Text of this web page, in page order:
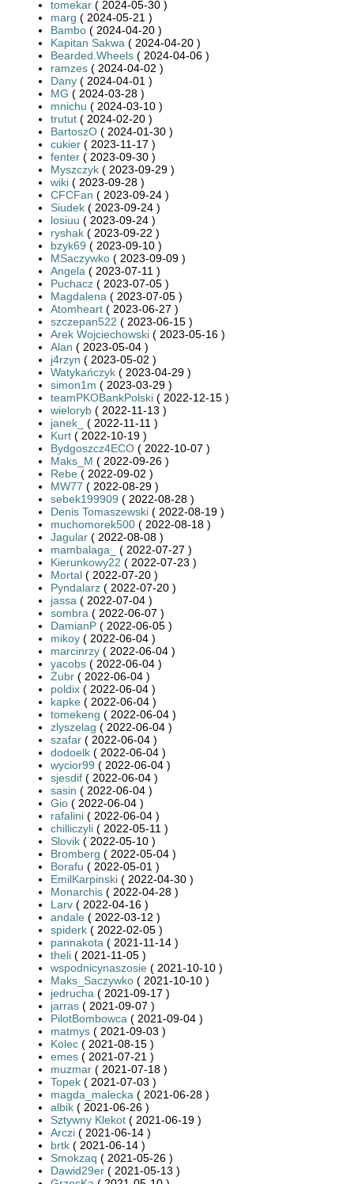
tomekar ( 2024-05-30 )
marg ( 2024-05-21 )
Bambo ( 2024-04-20 )
Kapitan Sakwa ( 2024-04-20 )
Bearded.Wheels ( 2024-04-06 )
ramzes ( 2024-04-02 )
Dany ( 2024-04-01 )
MG ( 2024-03-28 )
mnichu ( 2024-03-10 )
trutut ( 2024-02-20 )
BartoszO ( 2024-01-30 )
cukier ( 2023-11-17 )
fenter ( 2023-09-30 )
Myszczyk ( 2023-09-29 )
wiki ( 2023-09-28 )
CFCFan ( 2023-09-24 )
Siudek ( 2023-09-24 )
losiuu ( 2023-09-24 )
ryshak ( 2023-09-22 )
bzyk69 ( 2023-09-10 )
MSaczywko ( 2023-09-09 )
Angela ( 2023-07-11 )
Puchacz ( 2023-07-05 )
Magdalena ( 2023-07-05 )
Atomheart ( 2023-06-27 )
szczepan522 ( 2023-06-15 )
Arek Wojciechowski ( 2023-05-16 )
Alan ( 2023-05-04 )
j4rzyn ( 2023-05-02 )
Watykańczyk ( 2023-04-29 )
simon1m ( 2023-03-29 )
teamPKOBankPolski ( 2022-12-15 )
wieloryb ( 2022-11-13 )
janek_
( 2022-11-11 )
Kurt ( 2022-10-19 )
Bydgoszcz4ECO ( 2022-10-07 )
Maks_M ( 2022-09-26 )
Rebe ( 2022-09-02 )
MW77 ( 2022-08-29 )
sebek199909 ( 2022-08-28 )
Denis Tomaszewski ( 2022-08-19 )
muchomorek500 ( 2022-08-18 )
Jagular ( 2022-08-08 )
mambalaga_
( 2022-07-27 )
Kierunkowy22 ( 2022-07-23 )
Mortal ( 2022-07-20 )
Pyndalarz ( 2022-07-20 )
jassa ( 2022-07-04 )
sombra ( 2022-06-07 )
DamianP ( 2022-06-05 )
mikoy ( 2022-06-04 )
marcinrzy ( 2022-06-04 )
yacobs ( 2022-06-04 )
Żubr ( 2022-06-04 )
poldix ( 2022-06-04 )
kapke ( 2022-06-04 )
tomekeng ( 2022-06-04 )
zlyszelag ( 2022-06-04 )
szafar ( 2022-06-04 )
dodoelk ( 2022-06-04 )
wycior99 ( 2022-06-04 )
sjesdif ( 2022-06-04 )
sasin ( 2022-06-04 )
Gio ( 2022-06-04 )
rafalini ( 2022-06-04 )
chilliczyli ( 2022-05-11 )
Slovik ( 2022-05-10 )
Bromberg ( 2022-05-04 )
Borafu ( 2022-05-01 )
EmilKarpinski ( 2022-04-30 )
Monarchis ( 2022-04-28 )
Larv ( 2022-04-16 )
andale ( 2022-03-12 )
spiderk ( 2022-02-05 )
pannakota ( 2021-11-14 )
theli ( 2021-11-05 )
wspodnicynaszosie ( 2021-10-10 )
Maks_Saczywko ( 2021-10-10 )
jedrucha ( 2021-09-17 )
jarras ( 2021-09-07 )
PilotBombowca ( 2021-09-04 )
matmys ( 2021-09-03 )
Kolec ( 2021-08-15 )
emes ( 2021-07-21 )
muzmar ( 2021-07-18 )
Topek ( 2021-07-03 )
magda_malecka ( 2021-06-28 )
albik ( 2021-06-26 )
Sztywny Klekot ( 2021-06-19 )
Arczi ( 2021-06-14 )
brtk ( 2021-06-14 )
Smokzaq ( 2021-05-26 )
Dawid29er ( 2021-05-13 )